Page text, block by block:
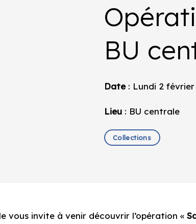
BU
Date: Lundi 2 février
Lieu: BU centrale
Collections
vous invite à venir découvrir l’opération «